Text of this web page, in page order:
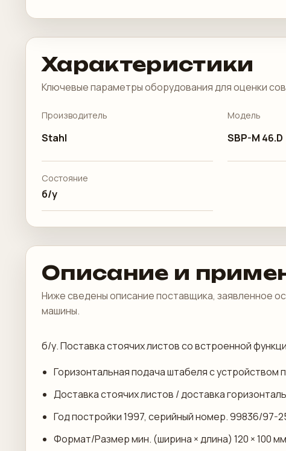
Характеристики
Ключевые параметры оборудования для оценки
Производитель
Stahl
Модель
SBP-M 46.D
Состояние
б/у
Описание и
Ниже сведены описание поставщика, заявленное
машины.
б/у. Поставка стоячих листов со встроенной
Горизонтальная подача штабеля с устройством
Доставка стоячих листов / доставка
Год постройки 1997, серийный номер. 99836/97-
Формат/Размер мин. (ширина × длина) 120 × 100 мм